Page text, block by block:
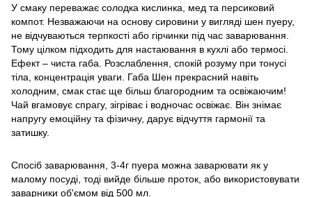
У смаку переважає солодка кислинка, мед та персиковий
компот. Незважаючи на основу сировини у вигляді шен пуеру,
не відчуваються терпкості або гірчинки під час заварювання.
Тому цілком підходить для настаювання в кухлі або термосі.
Ефект – чиста габа. Розслаблення, спокій розуму при тонусі
тіла, концентрація уваги. Габа Шен прекрасний навіть
холодним, смак стає ще більш благородним та освіжаючим!
Чай вгамовує спрагу, зігріває і водночас освіжає. Він знімає
напругу емоційну та фізичну, дарує відчуття гармонії та
затишку.
Спосіб заварювання, 3-4г пуера можна заварювати як у
малому посуді, тоді вийде більше проток, або використовувати
заварники об'ємом від 500 мл.